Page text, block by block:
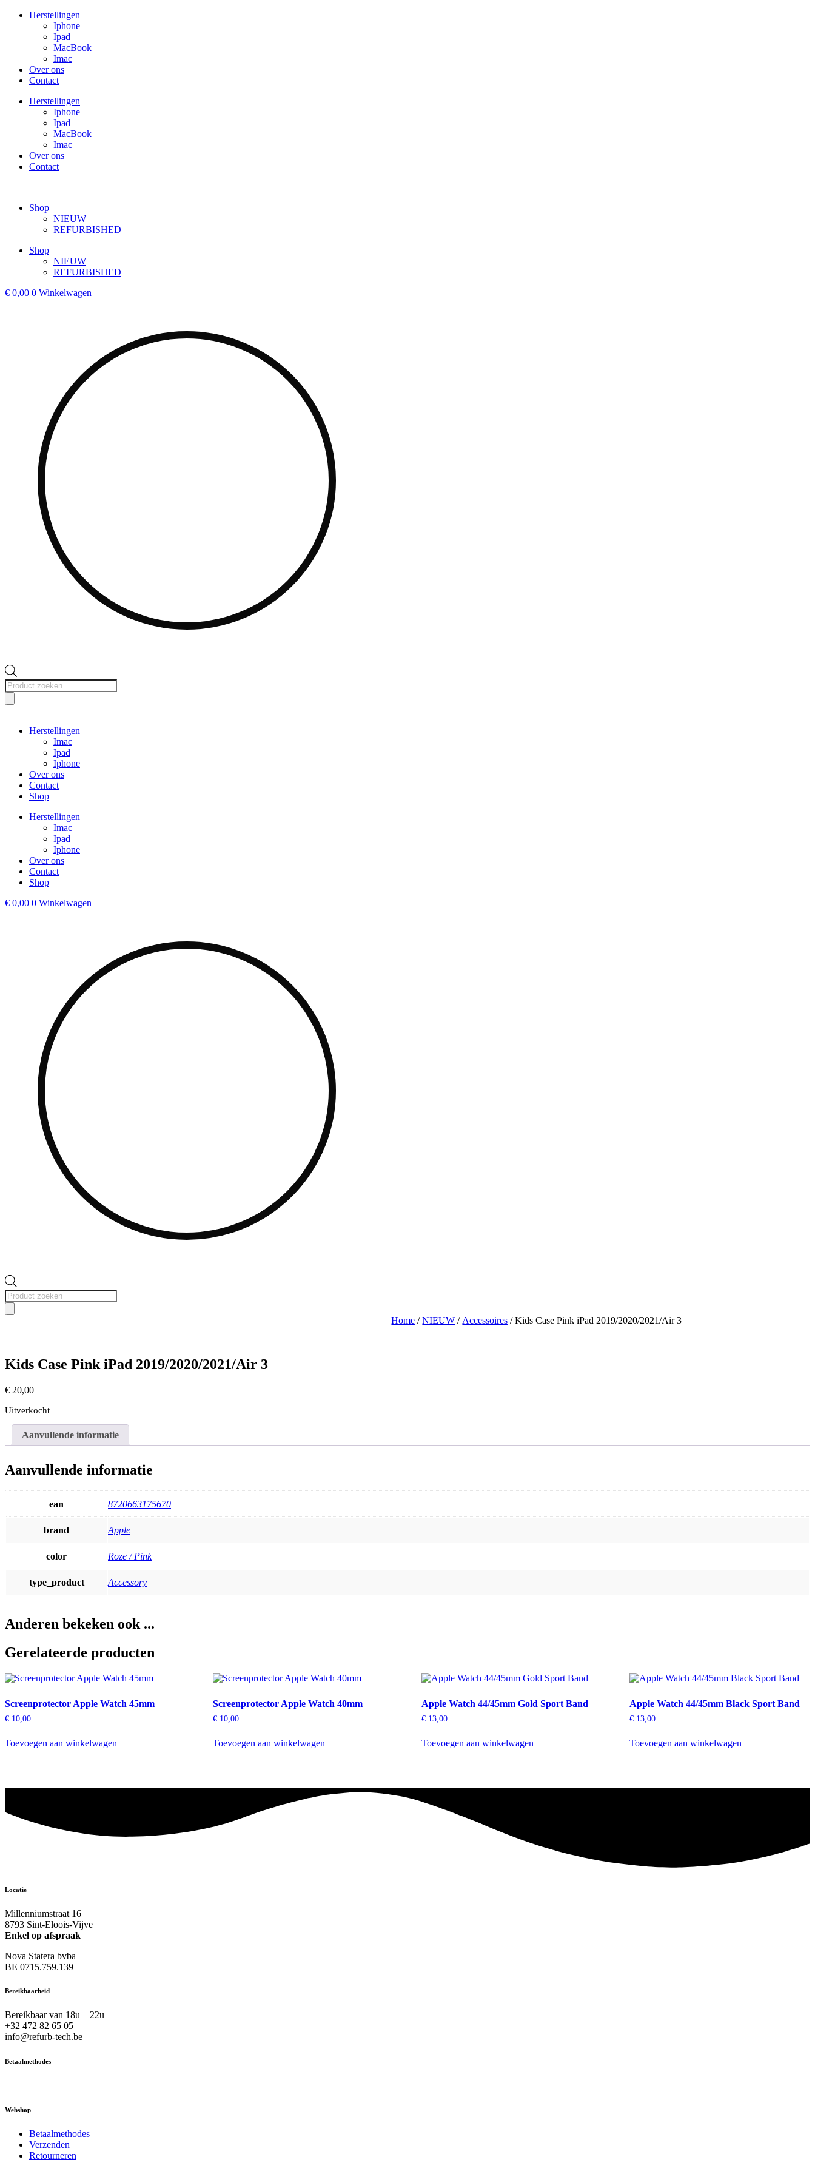
Herstellingen
Iphone
Ipad
MacBook
Imac
Over ons
Contact
Herstellingen
Iphone
Ipad
MacBook
Imac
Over ons
Contact
Shop
NIEUW
REFURBISHED
Shop
NIEUW
REFURBISHED
€ 0,00 0 Winkelwagen
Producten
zoeken
Herstellingen
Imac
Ipad
Iphone
Over ons
Contact
Shop
Herstellingen
Imac
Ipad
Iphone
Over ons
Contact
Shop
€ 0,00 0 Winkelwagen
Producten
zoeken
Home /NIEUW / Accessoires / Kids Case Pink iPad 2019/2020/2021/Air 3
Kids Case Pink iPad 2019/2020/2021/Air 3
€ 20,00
Uitverkocht
Aanvullende informatie
Aanvullende informatie
ean 8720663175670
brand Apple
color Roze / Pink
type_product Accessory
Anderen bekeken ook ...
Gerelateerde producten
Screenprotector Apple Watch 45mm
€ 10,00
Toevoegen aan winkelwagen
Screenprotector Apple Watch 40mm
€ 10,00
Toevoegen aan winkelwagen
Apple Watch 44/45mm Gold Sport Band
€13,00
Toevoegen aan winkelwagen
Apple Watch 44/45mm Black Sport Band
€13,00
Toevoegen aan winkelwagen
Locatie
Millenniumstraat 16
8793 Sint-Eloois-Vijve
Enkel op afspraak
Nova Statera bvba
BE 0715.759.139
Bereikbaarheid
Bereikbaar van 18u – 22u
+32 472 82 65 05
info@refurb-tech.be
Betaalmethodes
Webshop
Betaalmethodes
Verzenden
Retourneren